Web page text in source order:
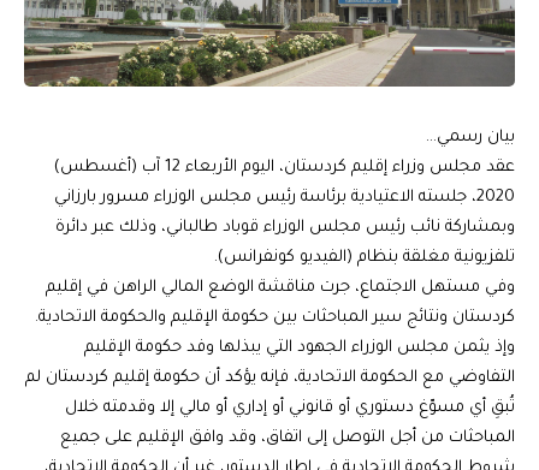
بيان رسمي…
عقد مجلس وزراء إقليم كردستان، اليوم الأربعاء 12 آب (أغسطس)
2020، جلسته الاعتيادية برئاسة رئيس مجلس الوزراء مسرور بارزاني
وبمشاركة نائب رئيس مجلس الوزراء قوباد طالباني، وذلك عبر دائرة
تلفزيونية مغلقة بنظام (الفيديو كونفرانس).
وفي مستهل الاجتماع، جرت مناقشة الوضع المالي الراهن في إقليم
كردستان ونتائج سير المباحثات بين حكومة الإقليم والحكومة الاتحادية.
وإذ يثمن مجلس الوزراء الجهود التي يبذلها وفد حكومة الإقليم
التفاوضي مع الحكومة الاتحادية، فإنه يؤكد أن حكومة إقليم كردستان لم
تُبقِ أي مسوّغ دستوري أو قانوني أو إداري أو مالي إلا وقدمته خلال
المباحثات من أجل التوصل إلى اتفاق، وقد وافق الإقليم على جميع